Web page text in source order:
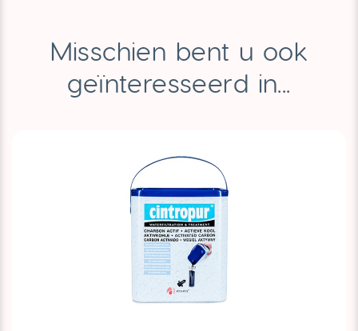
Misschien bent u ook
geïnteresseerd in...